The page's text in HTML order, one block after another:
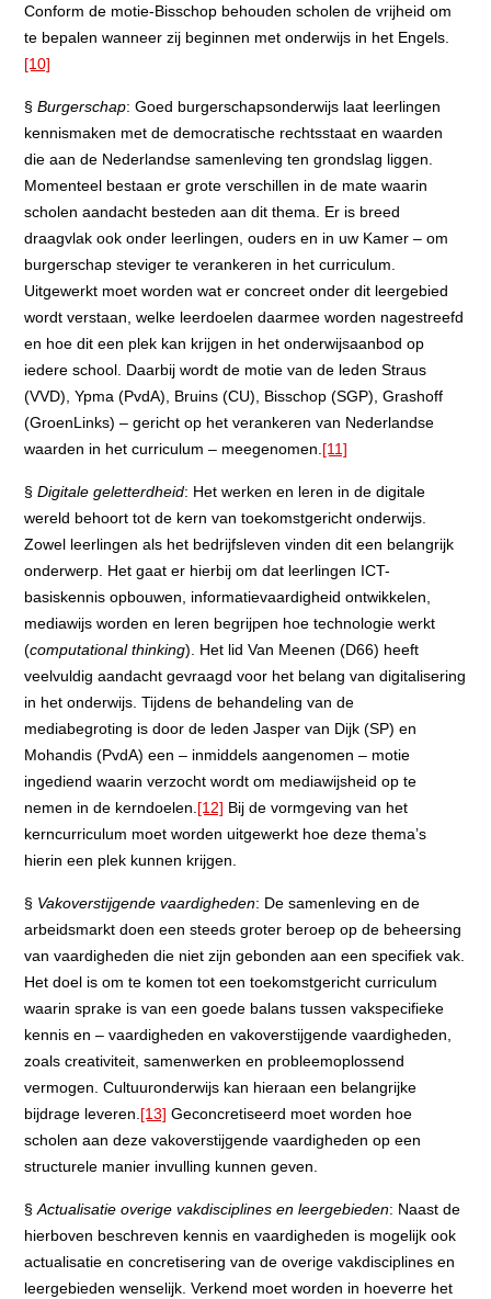
Conform de motie-Bisschop behouden scholen de vrijheid om
te bepalen wanneer zij beginnen met onderwijs in het Engels.
[10]
§Burgerschap: Goed burgerschapsonderwijs laat leerlingen
kennismaken met de democratische rechtsstaat en waarden
die aan de Nederlandse samenleving ten grondslag liggen.
Momenteel bestaan er grote verschillen in de mate waarin
scholen aandacht besteden aan dit thema. Er is breed
draagvlak ook onder leerlingen, ouders en in uw Kamer – om
burgerschap steviger te verankeren in het curriculum.
Uitgewerkt moet worden wat er concreet onder dit leergebied
wordt verstaan, welke leerdoelen daarmee worden nagestreefd
en hoe dit een plek kan krijgen in het onderwijsaanbod op
iedere school. Daarbij wordt de motie van de leden Straus
(VVD), Ypma (PvdA), Bruins (CU), Bisschop (SGP), Grashoff
(GroenLinks) – gericht op het verankeren van Nederlandse
waarden in het curriculum – meegenomen. [11]
§Digitale geletterdheid: Het werken en leren in de digitale
wereld behoort tot de kern van toekomstgericht onderwijs.
Zowel leerlingen als het bedrijfsleven vinden dit een belangrijk
onderwerp. Het gaat er hierbij om dat leerlingen ICT-
basiskennis opbouwen, informatievaardigheid ontwikkelen,
mediawijs worden en leren begrijpen hoe technologie werkt
(computational thinking). Het lid Van Meenen (D66) heeft
veelvuldig aandacht gevraagd voor het belang van digitalisering
in het onderwijs. Tijdens de behandeling van de
mediabegroting is door de leden Jasper van Dijk (SP) en
Mohandis (PvdA) een – inmiddels aangenomen – motie
ingediend waarin verzocht wordt om mediawijsheid op te
nemen in de kerndoelen. [12] Bij de vormgeving van het
kerncurriculum moet worden uitgewerkt hoe deze thema’s
hierin een plek kunnen krijgen.
§ Vakoverstijgende vaardigheden: De samenleving en de
arbeidsmarkt doen een steeds groter beroep op de beheersing
van vaardigheden die niet zijn gebonden aan een specifiek vak.
Het doel is om te komen tot een toekomstgericht curriculum
waarin sprake is van een goede balans tussen vakspecifieke
kennis en – vaardigheden en vakoverstijgende vaardigheden,
zoals creativiteit, samenwerken en probleemoplossend
vermogen. Cultuuronderwijs kan hieraan een belangrijke
bijdrage leveren. [13] Geconcretiseerd moet worden hoe
scholen aan deze vakoverstijgende vaardigheden op een
structurele manier invulling kunnen geven.
§Actualisatie overige vakdisciplines en leergebieden: Naast de
hierboven beschreven kennis en vaardigheden is mogelijk ook
actualisatie en concretisering van de overige vakdisciplines en
leergebieden wenselijk. Verkend moet worden in hoeverre het